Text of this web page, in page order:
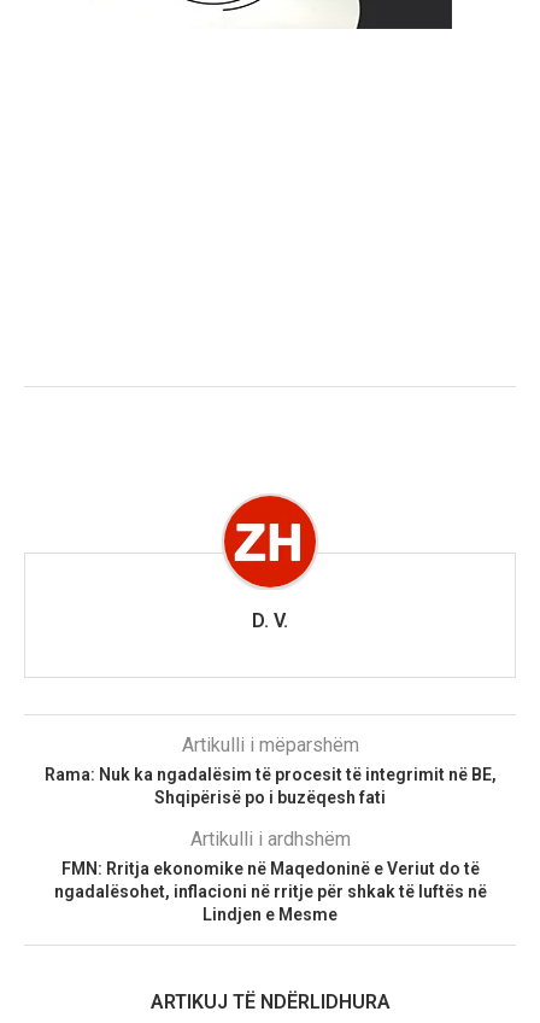
D. V.
Artikulli i mëparshëm
Rama: Nuk ka ngadalësim të procesit të integrimit në BE,
Shqipërisë po i buzëqesh fati
Artikulli i ardhshëm
FMN: Rritja ekonomike në Maqedoninë e Veriut do të
ngadalësohet, inflacioni në rritje për shkak të luftës në
Lindjen e Mesme
ARTIKUJ TË NDËRLIDHURA